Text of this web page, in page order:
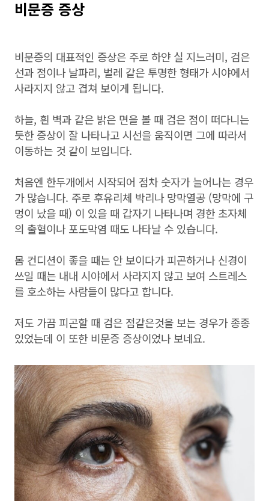
비문증 증상
비문증의 대표적인 증상은 주로 하얀 실 지느러미, 검은
선과 점이나 날파리, 벌레 같은 투명한 형태가 시야에서
사라지지 않고 겹쳐 보이게 됩니다.
하늘, 흰 벽과 같은 밝은 면을 볼 때 검은 점이 떠다니는
듯한 증상이 잘 나타나고 시선을 움직이면 그에 따라서
이동하는 것 같이 보입니다.
처음엔 한두개에서 시작되어 점차 숫자가 늘어나는 경우
가 많습니다. 주로 후유리체 박리나 망막열공 (망막에 구
멍이 났을 때) 이 있을 때 갑자기 나타나며 경한 초자체
의 출혈이나 포도막염 때도 나타날 수 있습니다.
몸 컨디션이 좋을 때는 안 보이다가 피곤하거나 신경이
쓰일 때는 내내 시야에서 사라지지 않고 보여 스트레스
를 호소하는 사람들이 많다고 합니다.
저도 가끔 피곤할 때 검은 점같은것을 보는 경우가 종종
있었는데 이 또한 비문증 증상이었나 보네요.